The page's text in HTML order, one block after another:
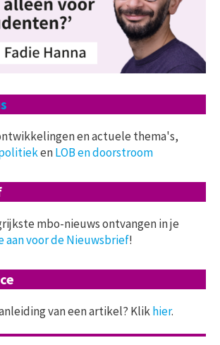
en actuele thema's,
enLOB en doorstroom
mbo-nieuws ontvangen in je
aan voor de Nieuwsbrief!
van een artikel? Klikhier.